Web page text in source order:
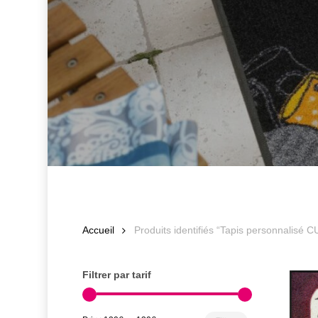
Accueil Produits identifiés “Tapis personnalisé
Filtrer par tarif